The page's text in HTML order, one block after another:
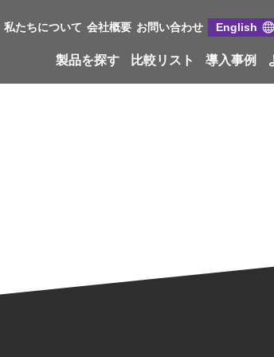
私たちについて 会社概要 お問い合わせ English
製品を探す 比較リスト 導入事例